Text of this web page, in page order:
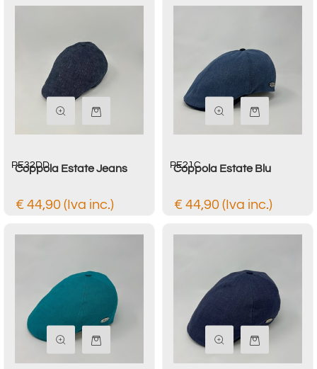
PE32DD
Coppola Estate Jeans
€ 44,90 (Iva inc.)
Quantità
PE21C
Coppola Estate Blu
€ 44,90 (Iva inc.)
Quantità Quantità